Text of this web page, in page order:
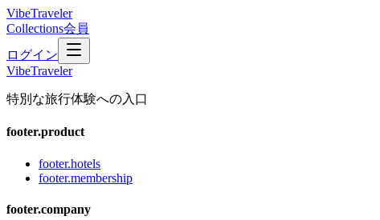
VibeTraveler
Collections会員
ログイン
VibeTraveler
特別な旅行体験への入口
footer.product
footer.hotels
footer.membership
footer.company